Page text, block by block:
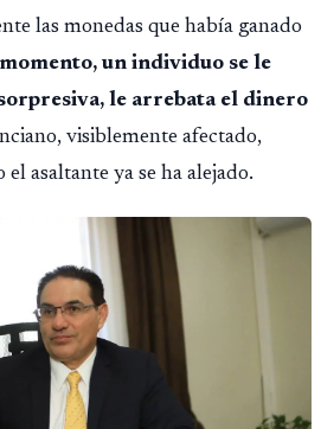
las monedas que había ganado
un individuo se le
le arrebata el dinero
visiblemente afectado,
asaltante ya se ha alejado.